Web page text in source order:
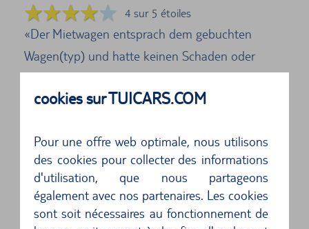
cookies sur TUICARS.COM
Pour une offre web optimale, nous utilisons
des cookies pour collecter des informations
d'utilisation, que nous partageons
également avec nos partenaires. Les cookies
sont soit nécessaires au fonctionnement de
4 sur 5 étoiles
Der Mietwagen entsprach dem gebuchten
Wagen(typ) und hatte keinen Schaden oder
Unkomplizierte Abwicklung ...
Deutschsprachiges Personal ...
5 sur 5 étoiles